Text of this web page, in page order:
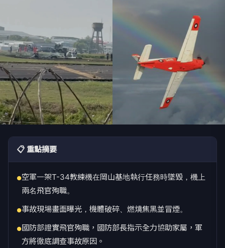
📋 重點摘要
●空軍一架T-34教練機在岡山基地執行任務時墜毀，機上
兩名飛官殉職。
●事故現場畫面曝光，機體破碎、燃燒焦黑並冒煙。
●國防部證實飛官殉職，國防部長指示全力協助家屬，軍
方將徹底調查事故原因。